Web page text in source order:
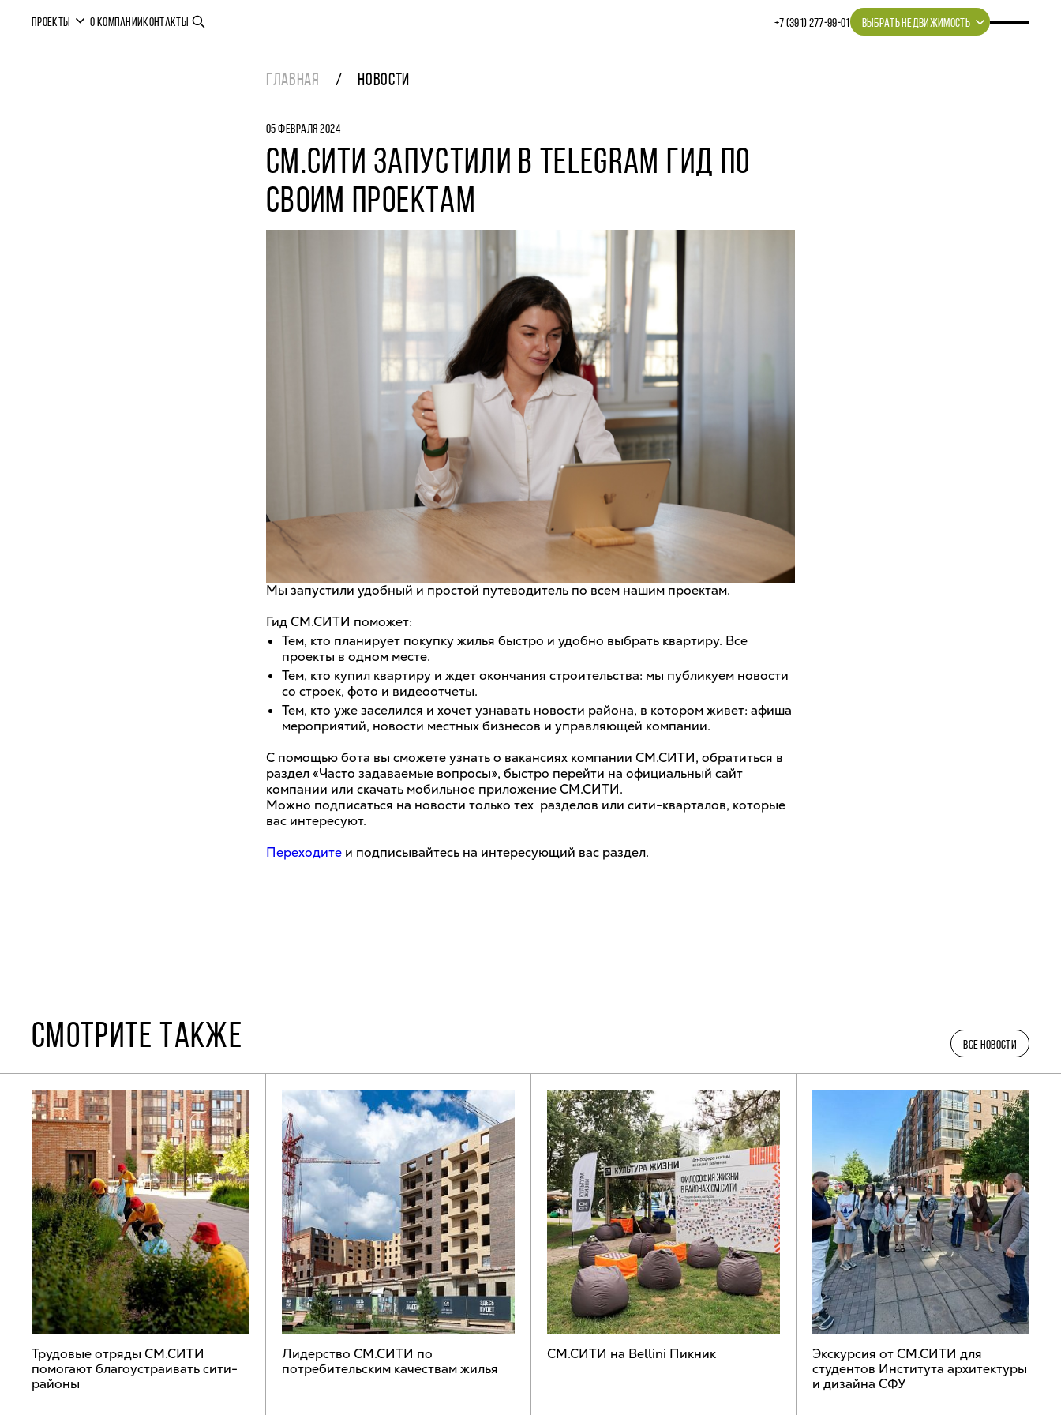
ПРОЕКТЫ О КОМПАНИИКОНТАКТЫ +7 (391) 277‒99‒01 ВЫБРАТЬ НЕДВИЖИМОСТЬ
ГЛАВНАЯ НОВОСТИ
05 ФЕВРАЛЯ 2024
СМ.СИТИ ЗАПУСТИЛИ В TELEGRAM ГИД ПО
СВОИМ ПРОЕКТАМ
Мы запустили удобный и простой путеводитель по всем нашим проектам.
Гид СМ.СИТИ поможет:
Тем, кто планирует покупку жилья быстро и удобно выбрать квартиру. Все
проекты в одном месте.
Тем, кто купил квартиру и ждет окончания строительства: мы публикуем новости
со строек, фото и видеоотчеты.
Тем, кто уже заселился и хочет узнавать новости района, в котором живет: афиша
мероприятий, новости местных бизнесов и управляющей компании.
С помощью бота вы сможете узнать о вакансиях компании СМ.СИТИ, обратиться в
раздел «Часто задаваемые вопросы», быстро перейти на официальный сайт
компании или скачать мобильное приложение СМ.СИТИ.
Можно подписаться на новости только тех разделов или сити-кварталов, которые
вас интересуют.
Переходите и подписывайтесь на интересующий вас раздел.
СМОТРИТЕ ТАКЖЕ ВСЕ НОВОСТИ
Трудовые отряды СМ.СИТИ
помогают благоустраивать сити-
районы
Лидерство СМ.СИТИ по
потребительским качествам жилья
СМ.СИТИ на Bellini Пикник
Экскурсия от СМ.СИТИ для
студентов Института архитектуры
и дизайна СФУ